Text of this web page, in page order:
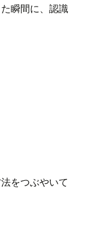
瞬間に、認識
をつぶやいて